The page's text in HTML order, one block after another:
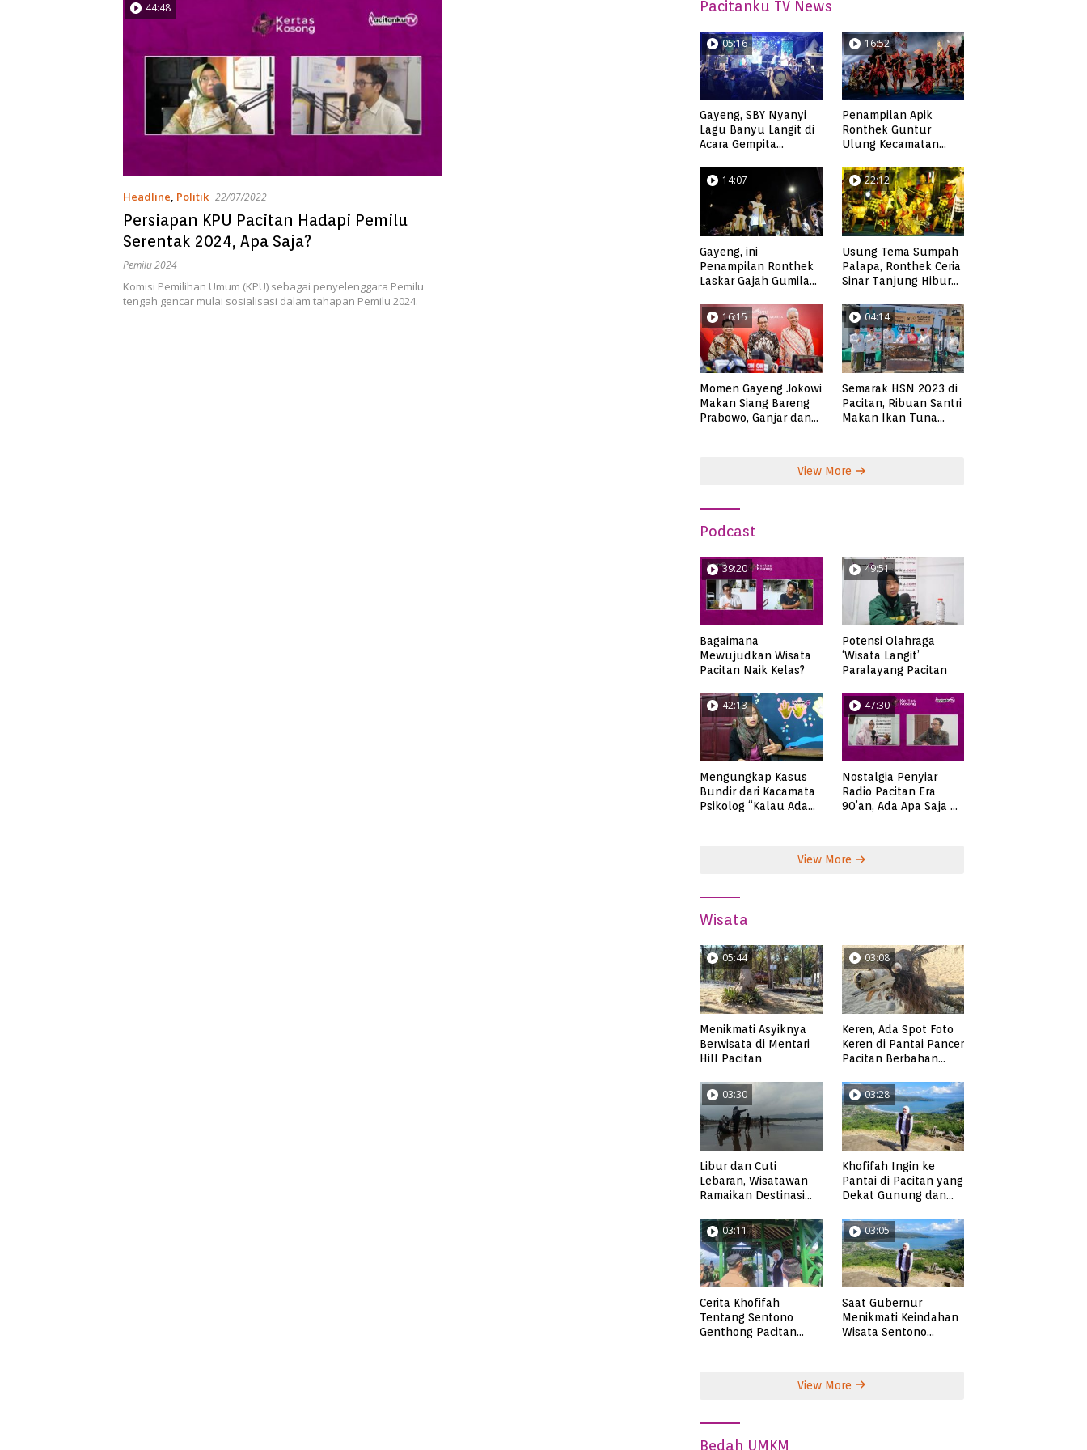
44:48
Headline, Politik 22/07/2022
Persiapan KPU Pacitan Hadapi Pemilu
Serentak 2024, Apa Saja?
Pemilu 2024
Komisi Pemilihan Umum (KPU) sebagai penyelenggara Pemilu
tengah gencar mulai sosialisasi dalam tahapan Pemilu 2024.
Pacitanku TV News
05:16
Gayeng, SBY Nyanyi
Lagu Banyu Langit di
Acara Gempita
16:52
Penampilan Apik
Ronthek Guntur
Ulung Kecamatan
14:07
Gayeng, ini
Penampilan Ronthek
Laskar Gajah Gumilap
22:12
Usung Tema Sumpah
Palapa, Ronthek Ceria
Sinar Tanjung Hibur
FRP 2023
16:15
Momen Gayeng Jokowi
Makan Siang Bareng
Prabowo, Ganjar dan
04:14
Semarak HSN 2023 di
Pacitan, Ribuan Santri
Makan Ikan Tuna
View More
Podcast
39:20
Bagaimana
Mewujudkan Wisata
Pacitan Naik Kelas?
49:51
Potensi Olahraga
‘Wisata Langit’
Paralayang Pacitan
42:13
Mengungkap Kasus
Bundir dari Kacamata
Psikolog “Kalau Ada
47:30
Nostalgia Penyiar
Radio Pacitan Era
90’an, Ada Apa Saja di
View More
Wisata
05:44
Menikmati Asyiknya
Berwisata di Mentari
Hill Pacitan
03:08
Keren, Ada Spot Foto
Keren di Pantai Pancer
Pacitan Berbahan
03:30
Libur dan Cuti
Lebaran, Wisatawan
Ramaikan Destinasi
03:28
Khofifah Ingin ke
Pantai di Pacitan yang
Dekat Gunung dan
Pangasan?
03:11
Cerita Khofifah
Tentang Sentono
Genthong Pacitan
03:05
Saat Gubernur
Menikmati Keindahan
Wisata Sentono
View More
Bedah UMKM